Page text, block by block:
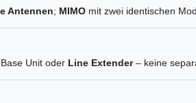
Antennen; MIMO mit zwei identischen
Unit oder Line Extender– keine